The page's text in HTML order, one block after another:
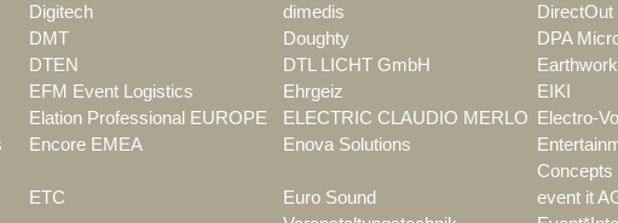
Digitech dimedis
DirectOut
DMT Doughty
DPA
DTEN DTL LICHT GmbH
EFM Event Logistics Ehrgeiz
EIKI
Elation Professional EUROPE ELECTRIC CLAUDIO MERLO
Electro-
Encore EMEA Enova Solutions
Concepts
ETC
Euro Sound
event it